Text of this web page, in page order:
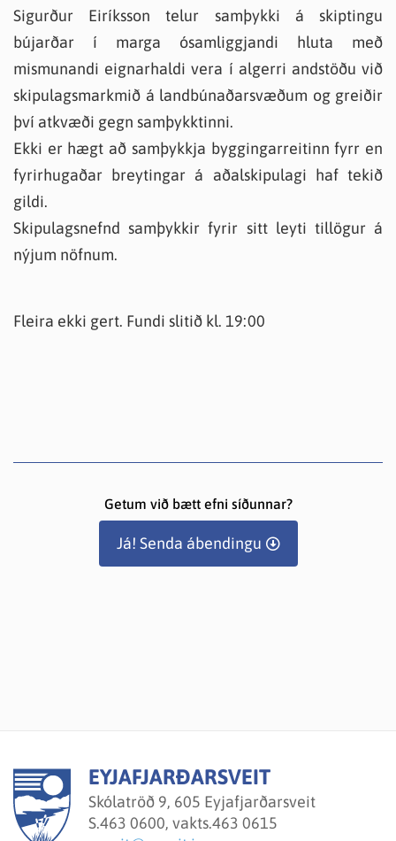
Sigurður Eiríksson telur samþykki á skiptingu
bújarðar í marga ósamliggjandi hluta með
mismunandi eignarhaldi vera í algerri andstöðu við
skipulagsmarkmið á landbúnaðarsvæðum og greiðir
því atkvæði gegn samþykktinni.
Ekki er hægt að samþykkja byggingarreitinn fyrr en
fyrirhugaðar breytingar á aðalskipulagi haf tekið
gildi.
Skipulagsnefnd samþykkir fyrir sitt leyti tillögur á
nýjum nöfnum.
Fleira ekki gert. Fundi slitið kl. 19:00
Getum við bætt efni síðunnar?
Já! Senda ábendingu
EYJAFJARÐARSVEIT
Skólatröð 9, 605 Eyjafjarðarsveit
S.463 0600, vakts.463 0615